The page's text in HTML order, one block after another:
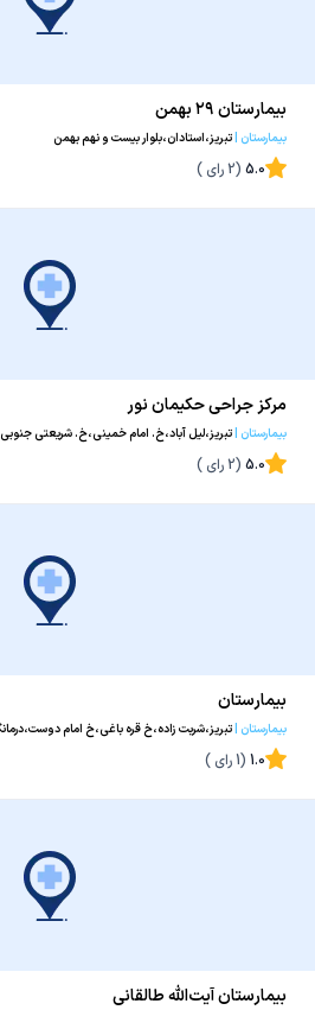
بیمارستان ۲۹ بهمن
بیمارستان |تبریز،استادان،بلوار بیست و نهم بهمن
5.0
(
2رای )
مرکز جراحی حکیمان نور
بیمارستان |تبریز،لیل آباد،خ. امام خمینی،خ. شریعتی جنوبی
5.0
(
2رای )
بیمارستان
بیمارستان |
زاده 1.0
(
1رای )
بیمارستان آیت‌الله طالقانی